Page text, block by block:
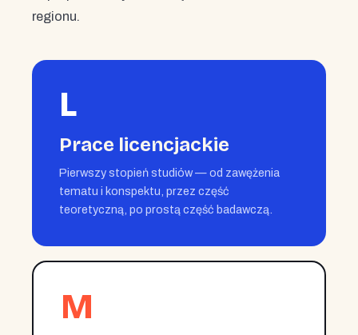
regionu.
L
Prace licencjackie
Pierwszy stopień studiów — od zawężenia
tematu i konspektu, przez część
teoretyczną, po prostą część badawczą.
M